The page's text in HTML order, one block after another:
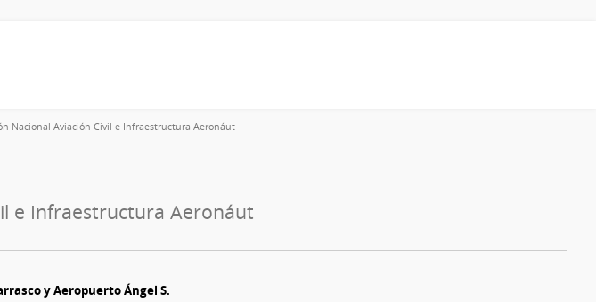
Nacional Aviación Civil e Infraestructura Aeronáut
e Infraestructura Aeronáut
y Aeropuerto Ángel S.